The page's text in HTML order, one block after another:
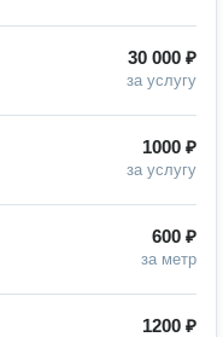
30 000 ₽
за услугу
1000 ₽
за услугу
600 ₽
за метр
1200 ₽